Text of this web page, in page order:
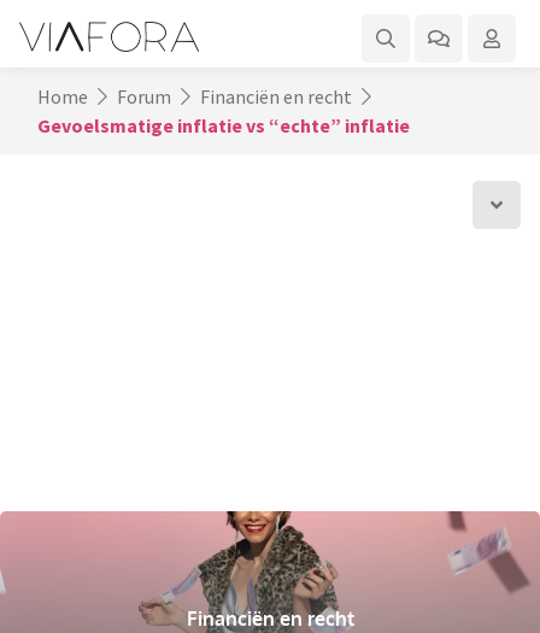
Home Forum
Financiën en recht
Gevoelsmatige inflatie vs “echte” inflatie
Financiën en recht